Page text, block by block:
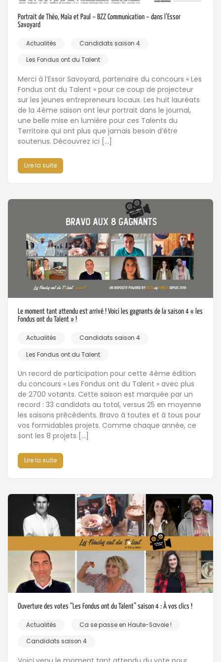
Portrait de Théo, Maïa et Paul – BZZ Communication – dans l’Essor
Savoyard
Actualités Candidats saison 4
Les Fondus ont du Talent
Merci à l’Essor Savoyard, partenaire du concours « Les
Fondus ont du Talent » pour ce coup de projecteur
sur les jeunes entrepreneurs locaux. Les huit lauréats
de la 4ème saison ont leur portrait dans le journal,
une belle mise en lumière pour ces Talents du
Territoire qui ont plus que jamais besoin d’être
soutenus. Découvrez ici […]
Lire la suite
Le moment tant attendu est arrivé ! Voici les gagnants de la saison 4 « les
Fondus ont du Talent » !
Actualités Candidats saison 4
Les Fondus ont du Talent
Un record de participation pour cette 4ème édition
du concours « Les Fondus ont du Talent » avec plus
de 2700 votants. Cette saison est marquée par un
record : 33 candidats au total, versus 25 en moyenne
les saisons précédents. Bravo à toutes et à tous pour
vos formidables projets. Comme chaque année, ce
sont les 8 projets […]
Lire la suite
Ouverture des votes “Les Fondus ont du Talent” saison 4 : À vos clics !
Actualités Ca se passe en Haute-Savoie !
Candidats saison 4